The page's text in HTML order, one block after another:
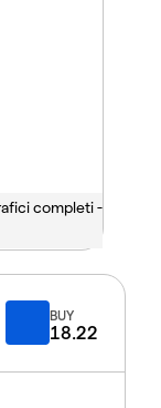
completi -
BUY
18.22